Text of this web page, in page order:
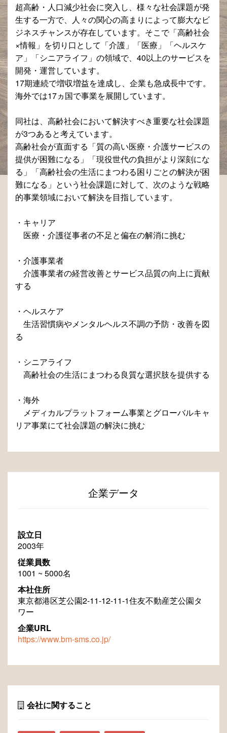
超高齢・人口減少社会に突入し、様々な社会課題が発
生する一方で、人々の関心の高まりによって膨大なビ
ジネスチャンスが存在しています。そこで「高齢社会
×情報」を切り口として「介護」「医療」「ヘルスケ
ア」「シニアライフ」の領域で、40以上のサービスを
開発・運営しています。
17期連続で増収増益を達成し、企業も急成長中です。
海外では17ヵ国で事業を展開しています。
同社は、高齢社会において解決すべき重要な社会課題
が3つあると考えています。
高齢社会が直面する「質の高い医療・介護サービスの
提供が困難になる」「現役世代の負担がより深刻にな
る」「高齢社会の生活にまつわる困りごとの解決が困
難になる」という社会課題に対して、次のような戦略
的事業領域において解決を目指しています。
・キャリア
医療・介護従事者の不足と偏在の解消に挑む
・介護事業者
介護事業者の経営改善とサービス品質の向上に貢献
する
・ヘルスケア
生活習慣病やメンタルヘルス不調の予防・改善を図
る
・シニアライフ
高齢社会の生活にまつわる良質な選択肢を提供する
・海外
メディカルプラットフォーム事業とグローバルキャ
リア事業にて社会課題の解決に挑む
企業データ
設立日
2003年
従業員数
1001 ~ 5000名
本社住所
東京都港区芝公園2-11-12-11-1住友不動産芝公園タ
ワー
企業URL
https://www.bm-sms.co.jp/
会社に関すること